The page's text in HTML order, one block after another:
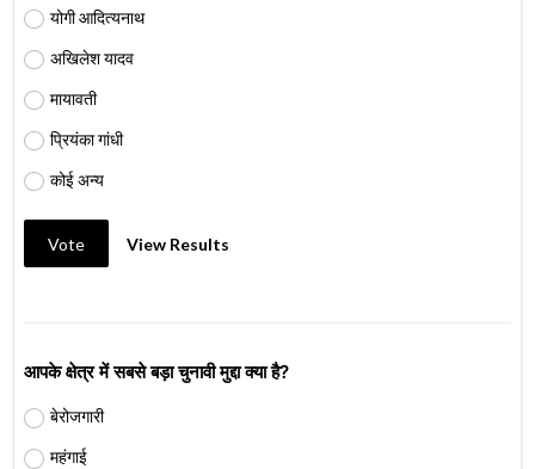
योगी आदित्यनाथ
अखिलेश यादव
मायावती
प्रियंका गांधी
कोई अन्य
Vote View Results
आपके क्षेत्र में सबसे बड़ा चुनावी मुद्दा क्या है?
बेरोजगारी
महंगाई